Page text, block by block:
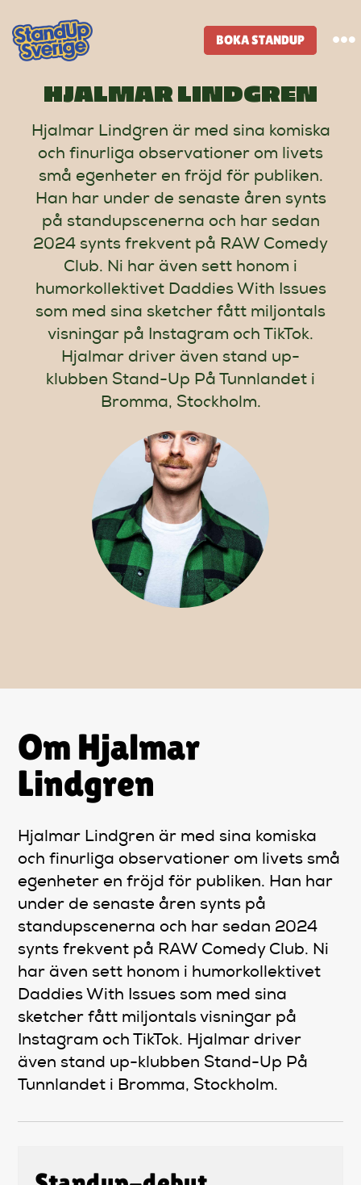
to
content
BOKA STANDUP
Standup-butik
Komiker
Lineup
Tidigare lineup
Klubbar
Artiklar
Kontakta oss
Vanliga frågor
HJALMAR LINDGREN
Hjalmar Lindgren är med sina komiska
och finurliga observationer om livets
små egenheter en fröjd för publiken.
Han har under de senaste åren synts
på standupscenerna och har sedan
2024 synts frekvent på RAW Comedy
Club. Ni har även sett honom i
humorkollektivet Daddies With Issues
som med sina sketcher fått miljontals
visningar på Instagram och TikTok.
Hjalmar driver även stand up-
klubben Stand-Up På Tunnlandet i
Bromma, Stockholm.
Om Hjalmar
Lindgren
Hjalmar Lindgren är med sina komiska
och finurliga observationer om livets små
egenheter en fröjd för publiken. Han har
under de senaste åren synts på
standupscenerna och har sedan 2024
synts frekvent på RAW Comedy Club. Ni
har även sett honom i humorkollektivet
Daddies With Issues som med sina
sketcher fått miljontals visningar på
Instagram och TikTok. Hjalmar driver
även stand up-klubben Stand-Up På
Tunnlandet i Bromma, Stockholm.